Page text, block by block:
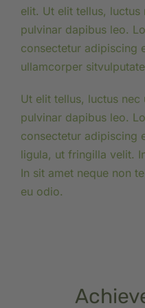
elit. Ut elit tellus, luctus
pulvinar dapibus leo.
consectetur adipiscing
ullamcorper
Ut elit tellus, luctus nec
pulvinar dapibus leo.
consectetur adipiscing
ligula, ut fringilla velit.
In sit amet neque non
eu odio.